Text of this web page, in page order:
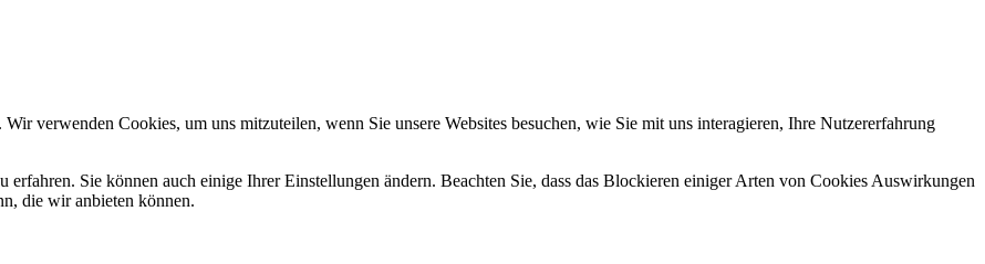
verwenden Cookies, um uns mitzuteilen, wenn Sie unsere Websites besuchen, wie Sie mit uns interagieren, Ihre Nutzererfahrung
Sie können auch einige Ihrer Einstellungen ändern. Beachten Sie, dass das Blockieren einiger Arten von Cookies Auswirkungen
die wir anbieten können.